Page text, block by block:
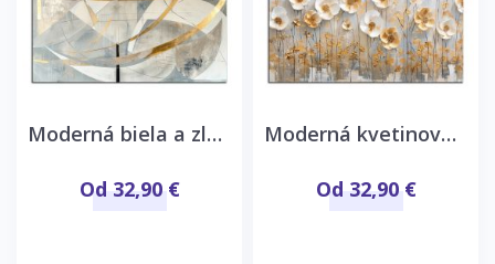
Moderná biela a zlatá abstrakcia
Od 32,90 €
Moderná kvetinová abstrakcia
Od 32,90 €